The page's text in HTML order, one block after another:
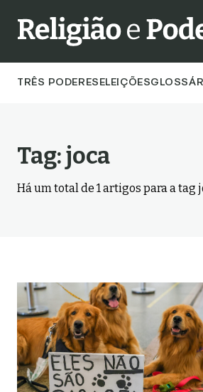
TRÊS PODERES ELEIÇÕES
Tag:joca
Há um total de 1artigos para a tag